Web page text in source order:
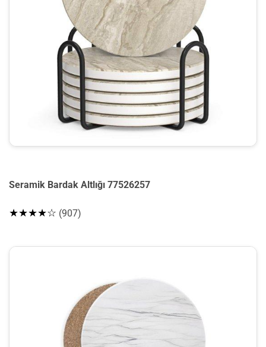
Seramik Bardak Altlığı 77526257
★★★★☆ (907)